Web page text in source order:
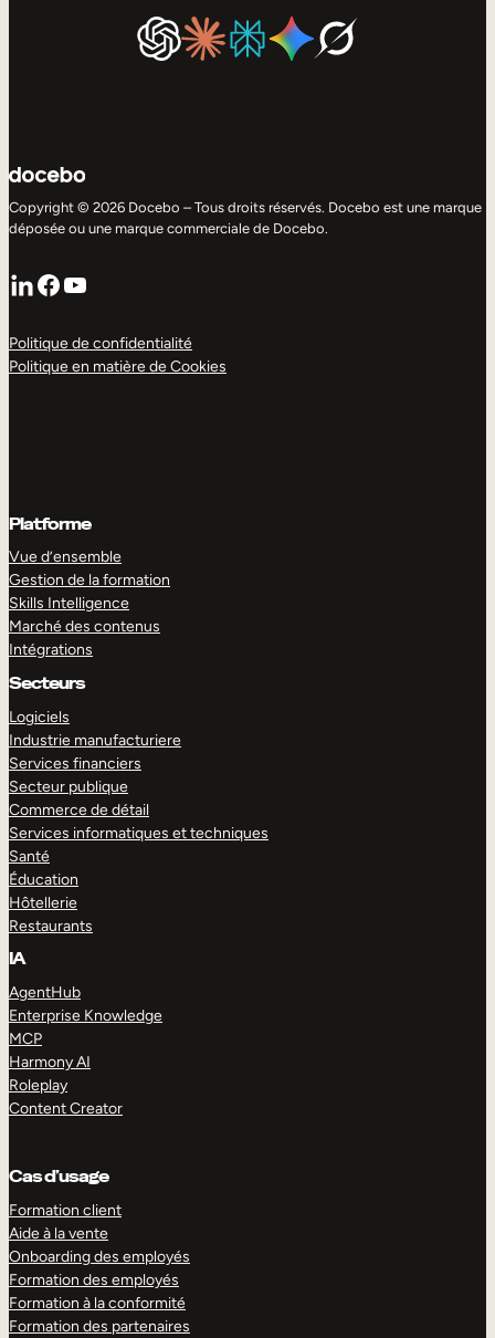
Copyright © 2026 Docebo – Tous droits réservés. Docebo est une marque
déposée ou une marque commerciale de Docebo.
LinkedIn
Facebook
YouTube
Politique de confidentialité
Politique en matière de Cookies
Platforme
Vue d’ensemble
Gestion de la formation
Skills Intelligence
Marché des contenus
Intégrations
Secteurs
Logiciels
Industrie manufacturiere
Services financiers
Secteur publique
Commerce de détail
Services informatiques et techniques
Santé
Éducation
Hôtellerie
Restaurants
IA
AgentHub
Enterprise Knowledge
MCP
Harmony AI
Roleplay
Content Creator
Cas d’usage
Formation client
Aide à la vente
Onboarding des employés
Formation des employés
Formation à la conformité
Formation des partenaires